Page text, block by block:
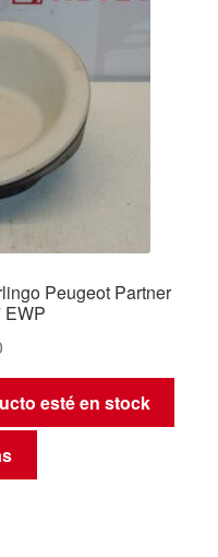
Peugeot Partner
esté en stock